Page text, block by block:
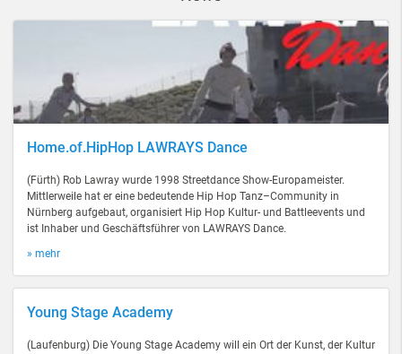
Home.of.HipHop LAWRAYS Dance
(Fürth) Rob Lawray wurde 1998 Streetdance Show-Europameister.
Mittlerweile hat er eine bedeutende Hip Hop Tanz–Community in
Nürnberg aufgebaut, organisiert Hip Hop Kultur- und Battleevents und
ist Inhaber und Geschäftsführer von LAWRAYS Dance.
» mehr
Young Stage Academy
(Laufenburg) Die Young Stage Academy will ein Ort der Kunst, der Kultur